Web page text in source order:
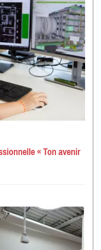
« Ton avenir